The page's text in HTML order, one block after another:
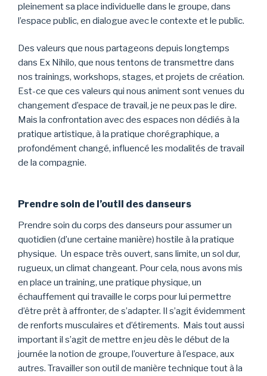
pleinement sa place individuelle dans le groupe, dans
l’espace public, en dialogue avec le contexte et le public.
Des valeurs que nous partageons depuis longtemps
dans Ex Nihilo, que nous tentons de transmettre dans
nos trainings, workshops, stages, et projets de création.
Est-ce que ces valeurs qui nous animent sont venues du
changement d’espace de travail, je ne peux pas le dire.
Mais la confrontation avec des espaces non dédiés à la
pratique artistique, à la pratique chorégraphique, a
profondément changé, influencé les modalités de travail
de la compagnie.
Prendre soin de l’outil des danseurs
Prendre soin du corps des danseurs pour assumer un
quotidien (d’une certaine manière) hostile à la pratique
physique. Un espace très ouvert, sans limite, un sol dur,
rugueux, un climat changeant. Pour cela, nous avons mis
en place un training, une pratique physique, un
échauffement qui travaille le corps pour lui permettre
d’être prêt à affronter, de s’adapter. Il s’agit évidemment
de renforts musculaires et d’étirements. Mais tout aussi
important il s’agit de mettre en jeu dès le début de la
journée la notion de groupe, l’ouverture à l’espace, aux
autres. Travailler son outil de manière technique tout à la